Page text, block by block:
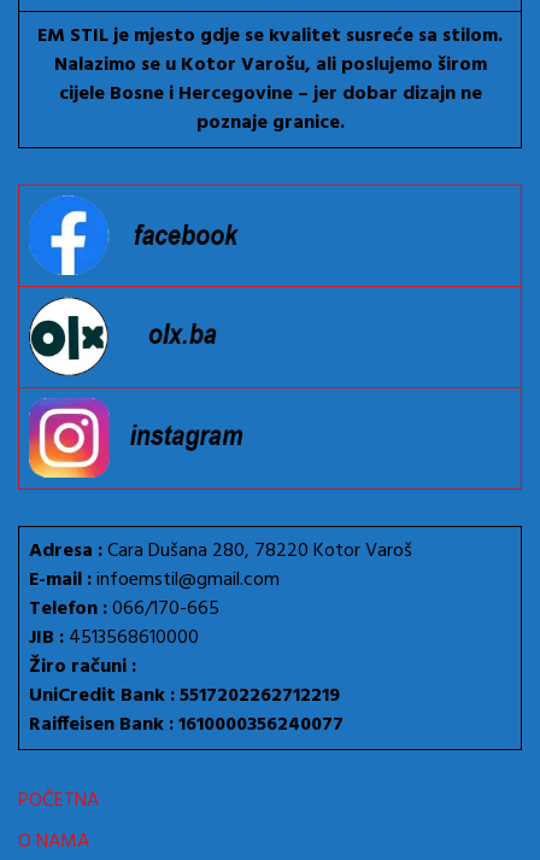
EM STIL je mjesto gdje se kvalitet susreće sa stilom.
Nalazimo se u Kotor Varošu, ali poslujemo širom
cijele Bosne i Hercegovine – jer dobar dizajn ne
poznaje granice.
Adresa :Cara Dušana 280, 78220 Kotor Varoš
E-mail :infoemstil@gmail.com
Telefon :066/170-665
JIB :4513568610000
Žiro računi :
UniCredit Bank : 5517202262712219
Raiffeisen Bank : 1610000356240077
POČETNA
O NAMA